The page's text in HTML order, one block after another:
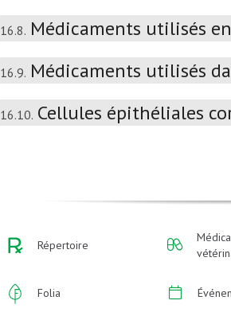
16.8. Médicaments utilisés
16.9. Médicaments utilisés
16.10. Cellules épithéliales
Répertoire
Folia